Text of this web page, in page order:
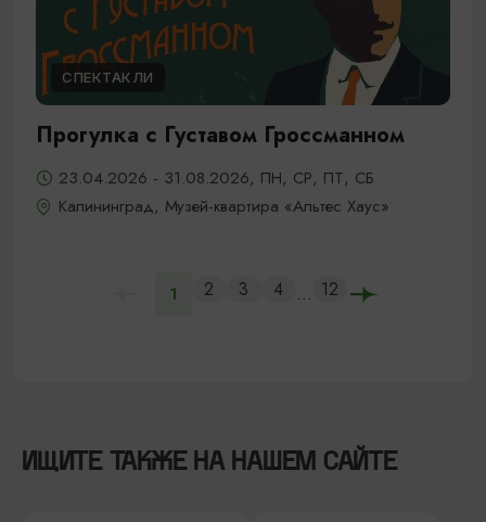
СПЕКТАКЛИ
Прогулка с Густавом Гроссманном
23.04.2026 - 31.08.2026, ПН, СР, ПТ, СБ
Калининград, Музей-квартира «Альтес Хаус»
1 2 3 4 ... 12
ИЩИТЕ ТАКЖЕ НА НАШЕМ САЙТЕ